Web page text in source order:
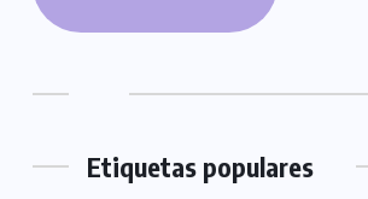
Etiquetas populares